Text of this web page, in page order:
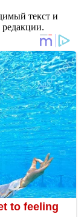
текст и